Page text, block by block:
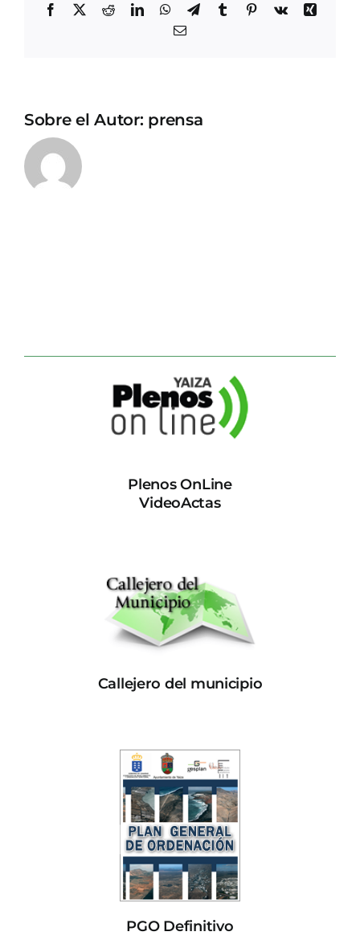
Facebook
X RedditLinkedInWhatsApp
TelegramTumblrPinterest
Vk
Xing
Correo
Sobre el Autor: prensa
Plenos OnLine
VideoActas
Callejero del municipio
PGO Definitivo